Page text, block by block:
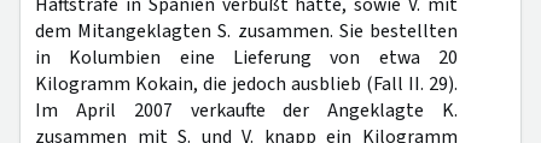
dem Mitangeklagten S. zusammen. Sie bestellten
in Kolumbien eine Lieferung von etwa 20
Kilogramm Kokain, die jedoch ausblieb (Fall II. 29).
Im April 2007 verkaufte der Angeklagte K.
zusammen mit S. und V. knapp ein Kilogramm